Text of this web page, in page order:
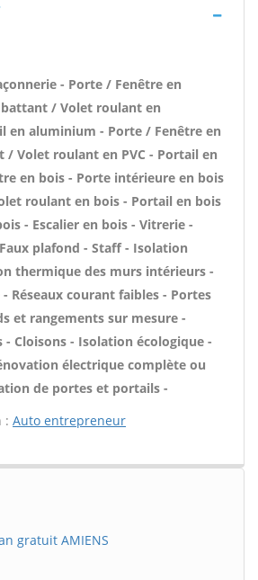
- Porte / Fenêtre en
/ Volet roulant en
en aluminium - Porte / Fenêtre en
/ Volet roulant en PVC - Portail en
en bois - Porte intérieure en bois
roulant en bois - Portail en bois
- Escalier en bois - Vitrerie -
plafond - Staff - Isolation
thermique des murs intérieurs -
Réseaux courant faibles - Portes
et rangements sur mesure -
- Cloisons - Isolation écologique -
électrique complète ou
de portes et portails -
: Auto entrepreneur
gratuit AMIENS